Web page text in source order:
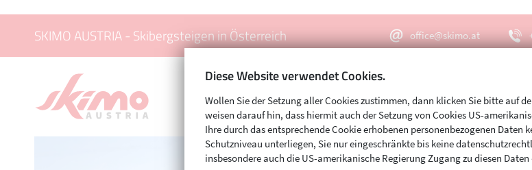
SKIMO AUSTRIA - Skibergsteigen in Österreich office@skimo.at
Diese Website verwendet Cookies.
Wollen Sie der Setzung aller Cookies zustimmen, dann klicken Sie bitte auf
weisen darauf hin, dass hiermit auch der Setzung von Cookies US-
Ihre durch das entsprechende Cookie erhobenen personenbezogenen Daten
Schutzniveau unterliegen, Sie nur eingeschränkte bis keine
insbesondere auch die US-amerikanische Regierung Zugang zu diesen